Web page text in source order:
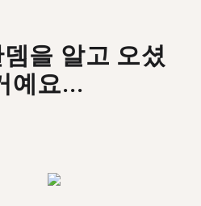
을 알고 오셨
예요...